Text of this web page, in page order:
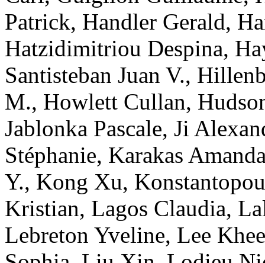
Patrick, Handler Gerald,
Hatzidimitriou Despina,
Santisteban Juan V.,
M., Howlett Cullan,
Jablonka Pascale, Ji
Stéphanie, Karakas
Y., Kong Xu,
Kristian, Lagos Claudia,
Lebreton Yveline, Lee